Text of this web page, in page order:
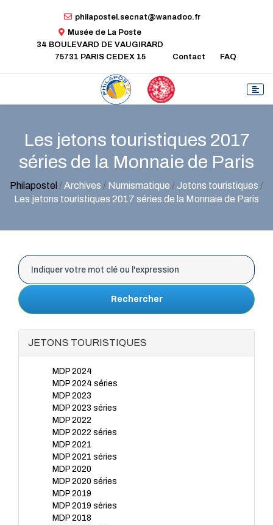
philapostel.secnat@wanadoo.fr
Musée de La Poste
34 BOULEVARD DE VAUGIRARD
75731 PARIS CEDEX 15
Contact FAQ
Les jetons touristiques 2017
séries de la Monnaie de Paris
Philapostel /Archives / Numismatique /Jetons touristiques /
Les jetons touristiques 2017 séries de la Monnaie de Paris
Rechercher
JETONS TOURISTIQUES
MDP 2024
MDP 2024 séries
MDP 2023
MDP 2023 séries
MDP 2022
MDP 2022 séries
MDP 2021
MDP 2021 séries
MDP 2020
MDP 2020 séries
MDP 2019
MDP 2019 séries
MDP 2018